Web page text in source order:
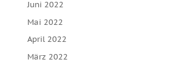
Juni 2022
Mai 2022
April 2022
März 2022